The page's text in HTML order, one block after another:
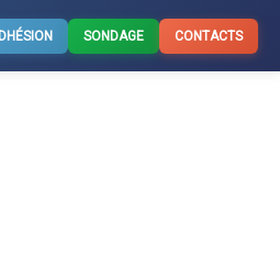
SONDAGE CONTACTS